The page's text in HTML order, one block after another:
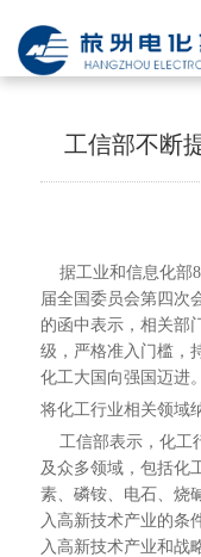
工信部不断
据工业和信息化部8
届全国委员会第四次
的函中表示，相关部
级，严格准入门槛，
化工大国向强国迈进。
将化工行业相关领域
工信部表示，化工
及众多领域，包括化
素、磷铵、电石、烧
入高新技术产业的条
入高新技术产业和战